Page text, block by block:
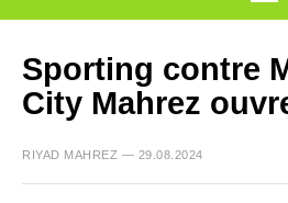
Sporting contre
City Mahrez
RIYAD MAHREZ — 29.08.2024